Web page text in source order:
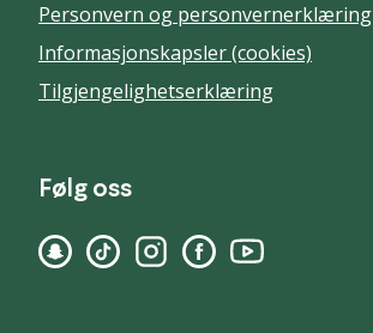
Personvern og personvernerklæring
Informasjonskapsler (cookies)
Tilgjengelighetserklæring
Følg oss